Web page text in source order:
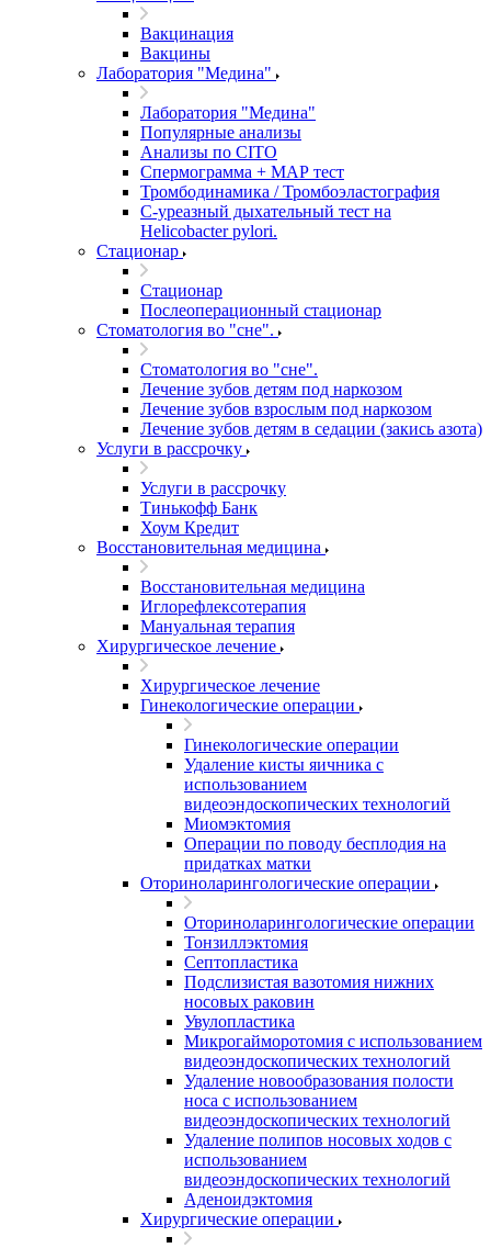
Вакцинация
Вакцины
Лаборатория "Медина"
Лаборатория "Медина"
Популярные анализы
Анализы по CITO
Спермограмма + МАР тест
Тромбодинамика / Тромбоэластография
С-уреазный дыхательный тест на
Helicobacter pylori.
Стационар
Стационар
Послеоперационный стационар
Стоматология во "сне".
Стоматология во "сне".
Лечение зубов детям под наркозом
Лечение зубов взрослым под наркозом
Лечение зубов детям в седации (закись азота)
Услуги в рассрочку
Услуги в рассрочку
Тинькофф Банк
Хоум Кредит
Восстановительная медицина
Восстановительная медицина
Иглорефлексотерапия
Мануальная терапия
Хирургическое лечение
Хирургическое лечение
Гинекологические операции
Гинекологические операции
Удаление кисты яичника с
использованием
видеоэндоскопических технологий
Миомэктомия
Операции по поводу бесплодия на
придатках матки
Оториноларингологические операции
Оториноларингологические операции
Тонзиллэктомия
Септопластика
Подслизистая вазотомия нижних
носовых раковин
Увулопластика
Микрогайморотомия с использованием
видеоэндоскопических технологий
Удаление новообразования полости
носа с использованием
видеоэндоскопических технологий
Удаление полипов носовых ходов с
использованием
видеоэндоскопических технологий
Аденоидэктомия
Хирургические операции